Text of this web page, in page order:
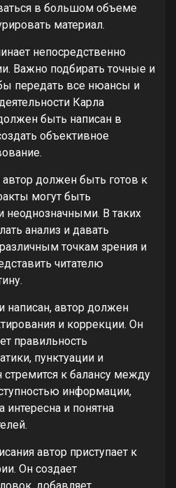
в большом объеме
материал.
непосредственно
Важно подбирать точные и
передать все нюансы и
Карла
быть написан в
объективное
автор должен быть готов к
могут быть
неоднозначными. В таких
анализ и давать
точкам зрения и
читателю
написан, автор должен
и коррекции. Он
правильность
пунктуации и
к балансу между
информации,
и понятна
автор приступает к
Он создает